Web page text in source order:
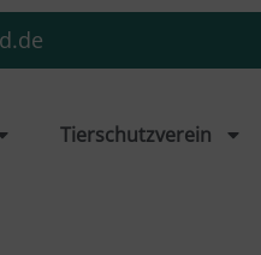
Tierschutzverein